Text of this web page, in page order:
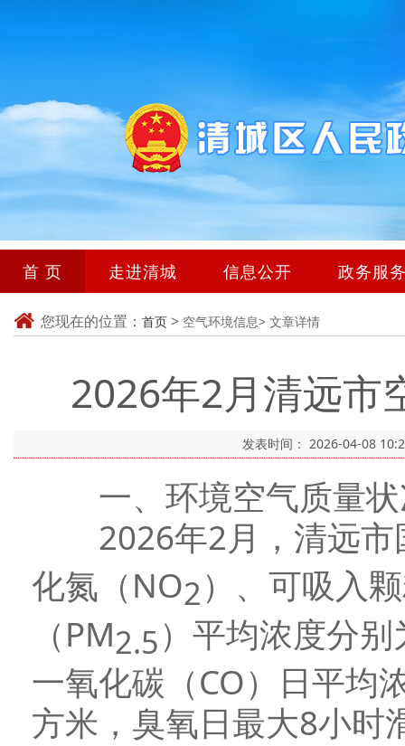
首 页 走进清城 信息公开 政务服
您现在的位置： 首页 > 空气环境信息> 文章详情
2026年2月清远市
发表时间： 2026-04-08
一、环境空气质量状
2026年2月，清远市
化氮（NO2）、可吸入
（PM2.5）平均浓度分
一氧化碳（CO）日平均
方米，臭氧日最大8小时